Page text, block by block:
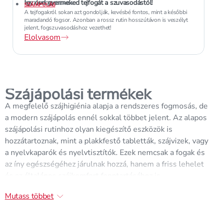
Így óvd gyermeked tejfogát a szuvasodástól!
2023. DECEMBER 04.
SZÁJÁPOLÁS
A tejfogakról sokan azt gondolják, kevésbé fontos, mint a későbbi
maradandó fogsor. Azonban a rossz rutin hosszútávon is veszélyt
jelent, fogszuvasodáshoz vezethet!
Elolvasom
Szájápolási termékek
A megfelelő szájhigiénia alapja a rendszeres fogmosás, de
a modern szájápolás ennél sokkal többet jelent. Az alapos
szájápolási rutinhoz olyan kiegészítő eszközök is
hozzátartoznak, mint a plakkfestő tabletták, szájvizek, vagy
a nyelvkaparók és nyelvtisztítók. Ezek nemcsak a fogak és
az íny egészségéhez járulnak hozzá, hanem a friss lehelet
Miért nem elég a fogmosás?
Mutass többet